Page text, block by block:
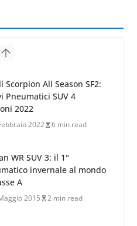
WR SUV 3: il 1°
invernale al mondo
A
2015 2 min read
WR SUV 3: nuovi
Invernali HP per
invernali difficili
2013 9 min read